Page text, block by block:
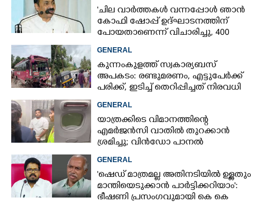
'ചില വാർത്തകൾ വന്നപ്പോൾ ഞാൻ
കോഫി ഷോപ്പ് ഉദ്ഘാടനത്തിന്
പോയതാണെന്ന് വിചാരിച്ചു, 400
GENERAL
കുന്നംകുളത്ത് സ്വകാര്യബസ്
അപകടം: രണ്ടുമരണം, എട്ടുപേർക്ക്
പരിക്ക്, ഇടിച്ച് തെറിപ്പിച്ചത് നിരവധി
GENERAL
യാത്രക്കിടെ വിമാനത്തിന്റെ
എമർജൻസി വാതിൽ തുറക്കാൻ
ശ്രമിച്ചു; വിൻഡോ പാനൽ
നെടുമ്പാശേരിയിൽ മലയാളി
അറസ്റ്റിൽ
GENERAL
'ഷെഡ് മാത്രമല്ല അതിനടിയിൽ ഉള്ളതും
മാന്തിയെടുക്കാൻ പാർട്ടിക്കറിയാം':
ഭീഷണി പ്രസംഗവുമായി കെ കെ